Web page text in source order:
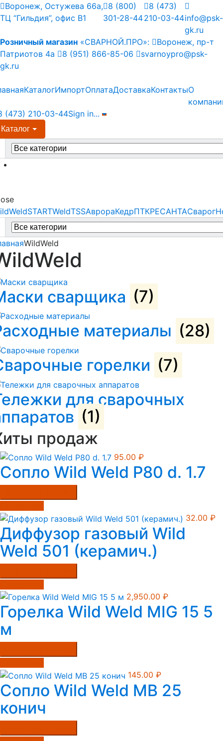
Skip
to
Skip
to
Воронеж, Остужева 66а,
ТЦ “Гильдия”, офис В1
8 (800)
301-28-44
8 (473)
210-03-44info@psk-
gk.ru
Розничный магазин «СВАРНОЙ.ПРО»:
Воронеж, пр-т
Патриотов 4а
8 (951) 866-85-06
svarnoypro@psk-
gk.ru
КаталогИмпортОплатаДоставкаКонтактыО
(473) 210-03-44Sign in...
Каталог
STARTWeldTSSАврораКедрПТКРЕСАНТАСварог
WildWeld
сварщика (7)
материалы (28)
горелки (7)
для сварочных
(1)
продаж
95.00 ₽
Сопло Wild Weld Р80 d. 1.7
32.00 ₽
Диффузор газовый Wild
Weld 501 (керамич.)
2,950.00 ₽
Горелка Wild Weld MIG 15 5
м
145.00 ₽
Сопло Wild Weld MB 25
конич